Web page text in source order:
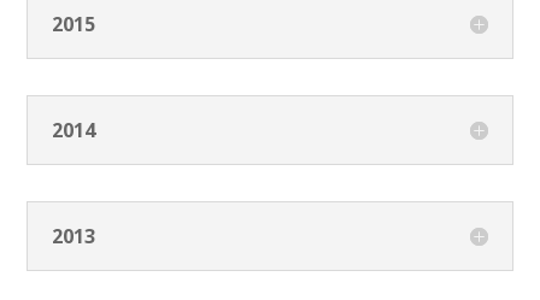
2015
2014
2013